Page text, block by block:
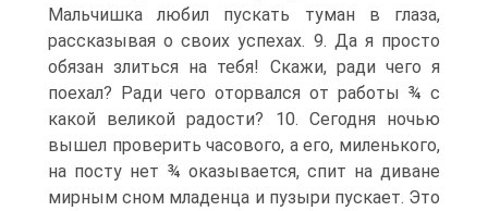
Мальчишка любил пускать туман в глаза,
рассказывая о своих успе­хах. 9. Да я просто
обязан злиться на тебя! Скажи, ради чего я
поехал? Ради чего оторвался от работы ¾ с
какой великой радости? 10. Сегодня ночью
вышел проверить часового, а его, миленького,
на посту нет ¾ оказывается, спит на диване
мирным сном младенца и пузыри пуска­ет. Это